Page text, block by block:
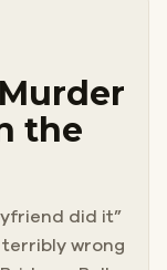
the
did it”
wrong